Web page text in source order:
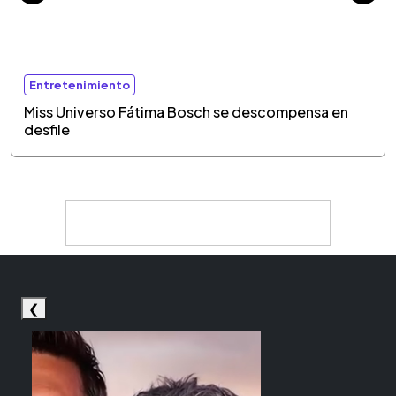
Entretenimiento
Miss Universo Fátima Bosch se descompensa en
desfile
❮